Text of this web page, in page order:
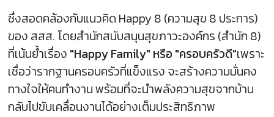
ซึ่งสอดคล้องกับแนวคิด Happy 8 (ความสุข 8 ประการ)
ของ สสส. โดยสำนักสนับสนุนสุขภาวะองค์กร (สำนัก 8)
ที่เน้นย้ำเรื่อง "Happy Family" หรือ "ครอบครัวดี"เพราะ
เชื่อว่ารากฐานครอบครัวที่แข็งแรง จะสร้างความมั่นคง
ทางใจให้คนทำงาน พร้อมที่จะนำพลังความสุขจากบ้าน
กลับไปขับเคลื่อนงานได้อย่างเต็มประสิทธิภาพ